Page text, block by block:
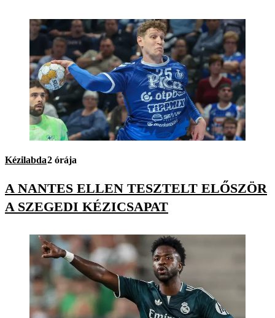
Kézilabda2 órája
A NANTES ELLEN TESZTELT ELŐSZÖR
A SZEGEDI KÉZICSAPAT